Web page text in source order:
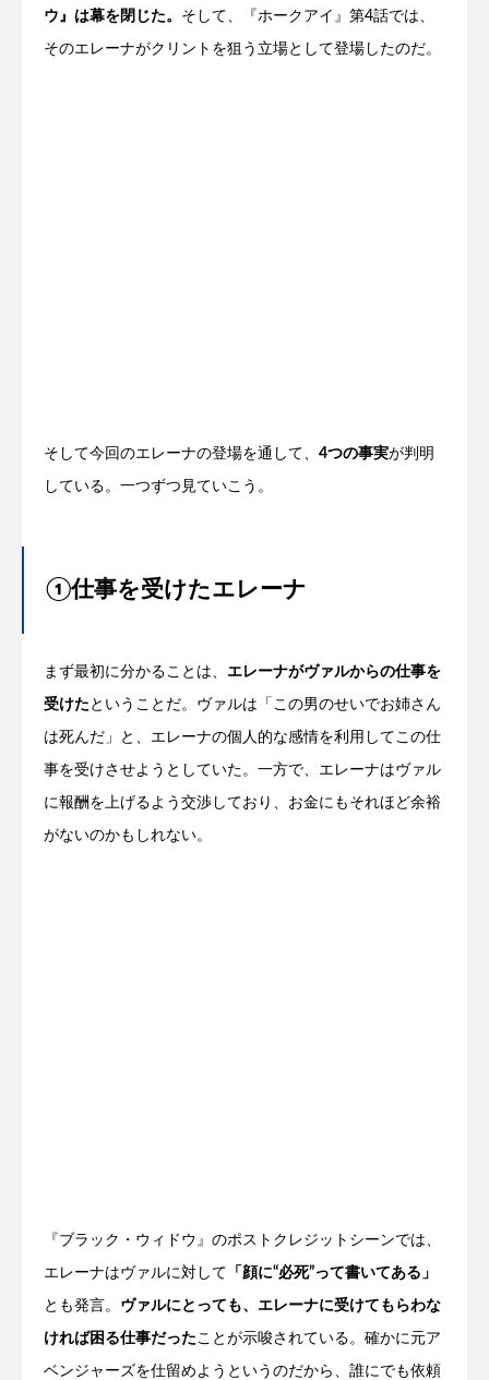
ウ』は幕を閉じた。 そして、『ホークアイ』第4話では、
そのエレーナがクリントを狙う立場として登場したのだ。
そして今回のエレーナの登場を通して、 4つの事実が判明
している。一つずつ見ていこう。
①仕事を受けたエレーナ
まず最初に分かることは、 エレーナがヴァルからの仕事を
受けた ということだ。ヴァルは「この男のせいでお姉さん
は死んだ」と、エレーナの個人的な感情を利用してこの仕
事を受けさせようとしていた。一方で、エレーナはヴァル
に報酬を上げるよう交渉しており、お金にもそれほど余裕
がないのかもしれない。
『ブラック・ウィドウ』のポストクレジットシーンでは、
エレーナはヴァルに対して 「顔に“必死”って書いてある」
とも発言。 ヴァルにとっても、エレーナに受けてもらわな
ければ困る仕事だったことが示唆されている。確かに元ア
ベンジャーズを仕留めようというのだから、誰にでも依頼